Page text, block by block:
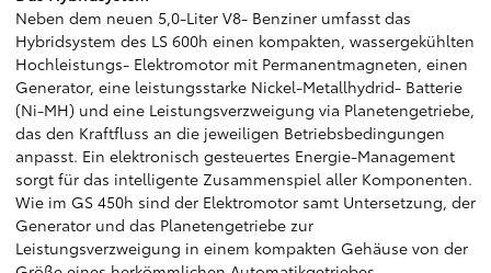
Neben dem neuen 5,0-Liter V8- Benziner umfasst das
Hybridsystem des LS 600h einen kompakten, wassergekühlten
Hochleistungs- Elektromotor mit Permanentmagneten, einen
Generator, eine leistungsstarke Nickel-Metallhydrid- Batterie
(Ni-MH) und eine Leistungsverzweigung via Planetengetriebe,
das den Kraftfluss an die jeweiligen Betriebsbedingungen
anpasst. Ein elektronisch gesteuertes Energie-Management
sorgt für das intelligente Zusammenspiel aller Komponenten.
Wie im GS 450h sind der Elektromotor samt Untersetzung, der
Generator und das Planetengetriebe zur
Leistungsverzweigung in einem kompakten Gehäuse von der